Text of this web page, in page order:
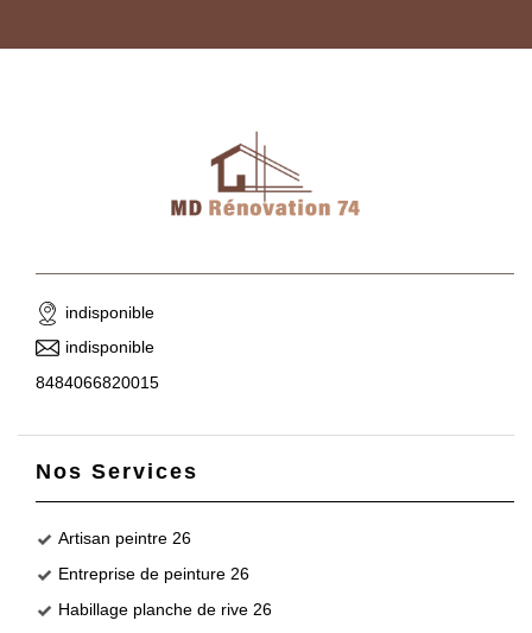
indisponible
indisponible
8484066820015
Nos Services
Artisan peintre 26
Entreprise de peinture 26
Habillage planche de rive 26